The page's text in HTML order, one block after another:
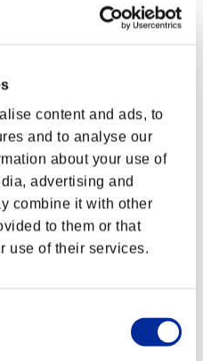
content and ads, to
and to analyse our
about your use of
advertising and
combine it with other
to them or that
use of their services.